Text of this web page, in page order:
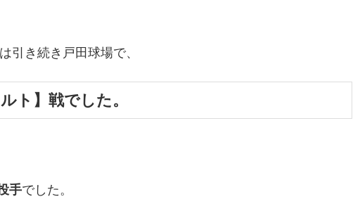
引き続き戸田球場で、
ト】戦でした。
手でした。